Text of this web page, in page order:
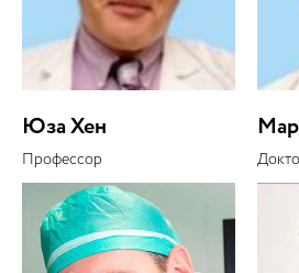
Юза Хен
Профессор